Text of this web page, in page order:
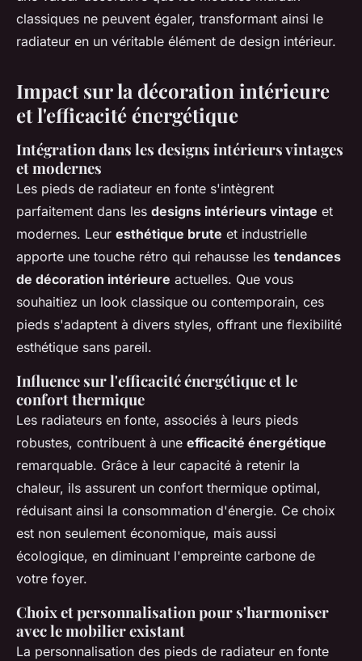
classiques ne peuvent égaler, transformant ainsi le
radiateur en un véritable élément de design intérieur.
Impact sur la décoration intérieure
et l'efficacité énergétique
Intégration dans les designs intérieurs vintages
et modernes
Les pieds de radiateur en fonte s'intègrent
parfaitement dans les designs intérieurs vintage et
modernes. Leur esthétique brute et industrielle
apporte une touche rétro qui rehausse les tendances
de décoration intérieure actuelles. Que vous
souhaitiez un look classique ou contemporain, ces
pieds s'adaptent à divers styles, offrant une flexibilité
esthétique sans pareil.
Influence sur l'efficacité énergétique et le
confort thermique
Les radiateurs en fonte, associés à leurs pieds
robustes, contribuent à une efficacité énergétique
remarquable. Grâce à leur capacité à retenir la
chaleur, ils assurent un confort thermique optimal,
réduisant ainsi la consommation d'énergie. Ce choix
est non seulement économique, mais aussi
écologique, en diminuant l'empreinte carbone de
votre foyer.
Choix et personnalisation pour s'harmoniser
avec le mobilier existant
La personnalisation des pieds de radiateur en fonte